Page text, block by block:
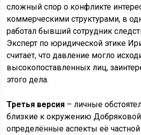
сложный спор о конфликте
коммерческими структурами, в
работал бывший сотрудник
Эксперт по юридической этике
считает, что давление могло
высокопоставленных лиц,
этого дела.
Третья версия – личные
близкие к окружению
определённые аспекты её